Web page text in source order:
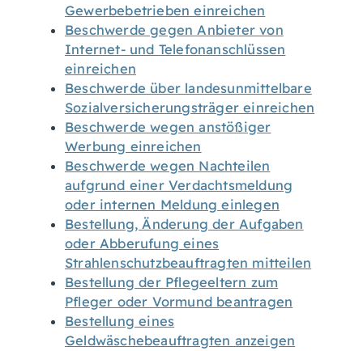
Gewerbebetrieben einreichen
Beschwerde gegen Anbieter von
Internet- und Telefonanschlüssen
einreichen
Beschwerde über landesunmittelbare
Sozialversicherungsträger einreichen
Beschwerde wegen anstößiger
Werbung einreichen
Beschwerde wegen Nachteilen
aufgrund einer Verdachtsmeldung
oder internen Meldung einlegen
Bestellung, Änderung der Aufgaben
oder Abberufung eines
Strahlenschutzbeauftragten mitteilen
Bestellung der Pflegeeltern zum
Pfleger oder Vormund beantragen
Bestellung eines
Geldwäschebeauftragten anzeigen